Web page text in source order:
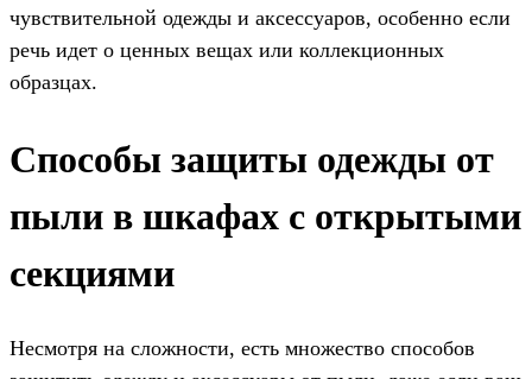
чувствительной одежды и аксессуаров, особенно если
речь идет о ценных вещах или коллекционных
образцах.
Способы защиты одежды от
пыли в шкафах с открытыми
секциями
Несмотря на сложности, есть множество способов